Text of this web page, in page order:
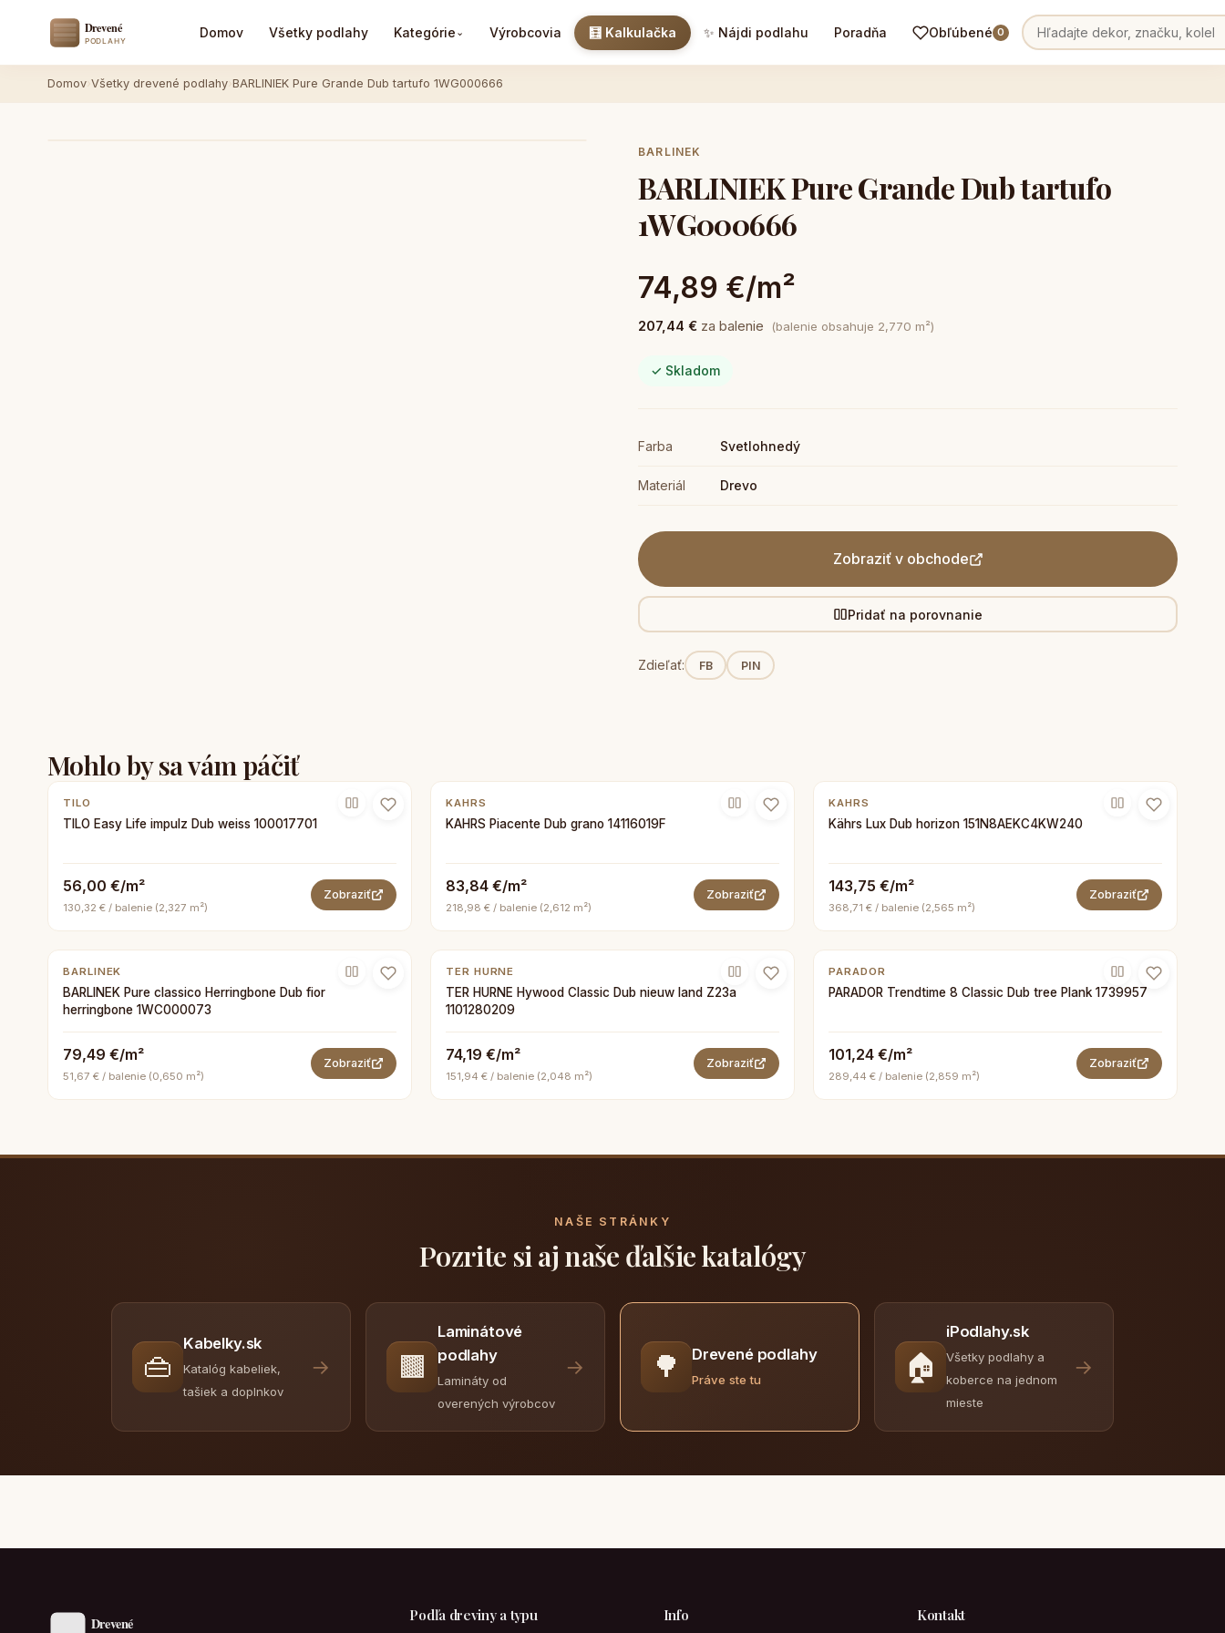
Domov Všetky podlahy Kategórie ⌄ Výrobcovia 🧮 Kalkulačka ✨ Nájdi podlahu Poradňa Obľúbené 0
Domov Všetky drevené podlahy BARLINIEK Pure Grande Dub tartufo 1WG000666
BARLINEK
BARLINIEK Pure Grande Dub tartufo
1WG000666
74,89 €/m²
207,44 € za balenie (balenie obsahuje 2,770 m²)
✓ Skladom
Farba Svetlohnedý
Materiál Drevo
Zobraziť v obchode
Pridať na porovnanie
Zdieľať: FB PIN
Mohlo by sa vám páčiť
TILO
TILO Easy Life impulz Dub weiss 100017701
56,00 €/m²
130,32 € / balenie (2,327 m²)
Zobraziť
KAHRS
KAHRS Piacente Dub grano 14116019F
83,84 €/m²
218,98 € / balenie (2,612 m²)
Zobraziť
KAHRS
Kährs Lux Dub horizon 151N8AEKC4KW240
143,75 €/m²
368,71 € / balenie (2,565 m²)
Zobraziť
BARLINEK
BARLINEK Pure classico Herringbone Dub fior
herringbone 1WC000073
79,49 €/m²
51,67 € / balenie (0,650 m²)
Zobraziť
TER HURNE
TER HURNE Hywood Classic Dub nieuw land Z23a
1101280209
74,19 €/m²
151,94 € / balenie (2,048 m²)
Zobraziť
PARADOR
PARADOR Trendtime 8 Classic Dub tree Plank 1739957
101,24 €/m²
289,44 € / balenie (2,859 m²)
Zobraziť
NAŠE STRÁNKY
Pozrite si aj naše ďalšie katalógy
👜
Kabelky.sk
Katalóg kabeliek,
tašiek a doplnkov
→ 🟫
Laminátové
podlahy
Lamináty od
overených výrobcov
→ 🌳 Drevené podlahy
Práve ste tu 🏠
iPodlahy.sk
Všetky podlahy a
koberce na jednom
mieste
→
Podľa dreviny a typu Info Kontakt